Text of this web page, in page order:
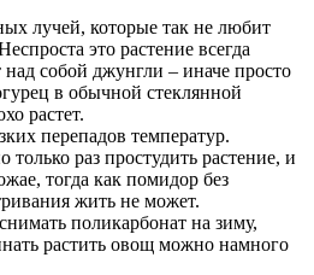
лучей, которые так не любит
это растение всегда
собой джунгли – иначе просто
в обычной стеклянной
растет.
перепадов температур.
только раз простудить растение, и
тогда как помидор без
жить не может.
поликарбонат на зиму,
растить овощ можно намного